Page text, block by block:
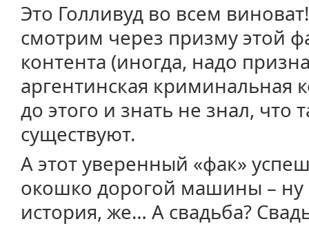
Это Голливуд во всем
смотрим через призму этой
контента (иногда, надо
аргентинская криминальная
до этого и знать не знал,
существуют.
А этот уверенный «фак»
окошко дорогой машины – ну
история, же… А свадьба?